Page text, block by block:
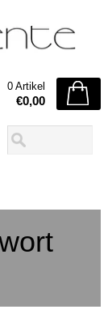
0 Artikel
€0,00